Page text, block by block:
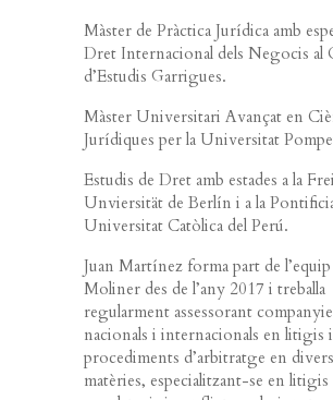
Màster de Pràctica Jurídica amb
Dret Internacional dels Negocis al
d’Estudis Garrigues.
Màster Universitari Avançat en
Jurídiques per la Universitat
Estudis de Dret amb estades a la
Unviersität de Berlín i a la
Universitat Catòlica del Perú.
Juan Martínez forma part de l’equip
Moliner des de l’any 2017 i treballa
regularment assessorant
nacionals i internacionals en litigis i
procediments d’arbitratge en
matèries, especialitzant-se en litigis